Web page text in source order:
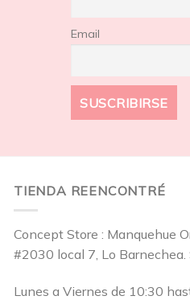
Email
TIENDA REENCONTRÉ
Concept Store : Manquehue
#2030 local 7, Lo Barnechea.
Lunes a Viernes de 10:30